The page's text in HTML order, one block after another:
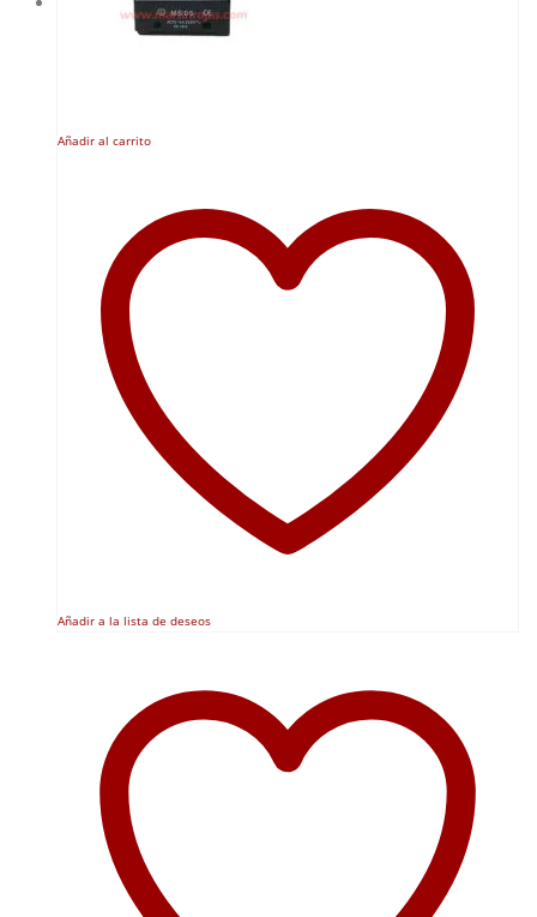
Añadir al carrito
Añadir a la lista de deseos